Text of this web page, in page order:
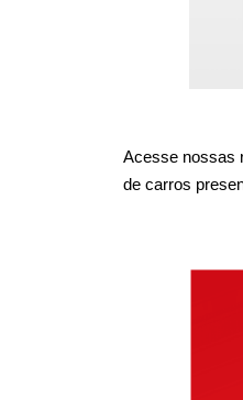
Acesse nossas
de carros